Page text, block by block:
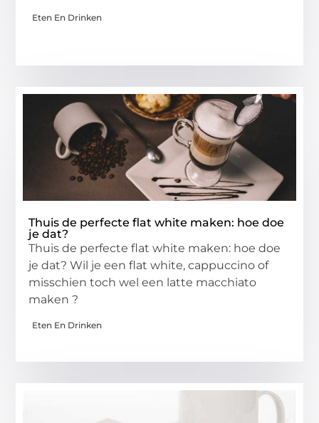
Eten En Drinken
Thuis de perfecte flat white maken: hoe doe
je dat?
Thuis de perfecte flat white maken: hoe doe
je dat? Wil je een flat white, cappuccino of
misschien toch wel een latte macchiato
maken ?
Eten En Drinken